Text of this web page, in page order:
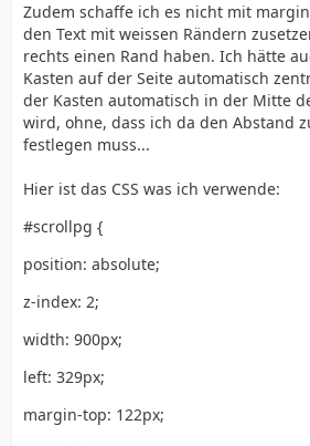
Zudem schaffe ich es nicht mit
den Text mit weissen Rändern
rechts einen Rand haben. Ich hätte
Kasten auf der Seite automatisch
der Kasten automatisch in der Mitte
wird, ohne, dass ich da den Abstand
festlegen muss...
Hier ist das CSS was ich verwende:
#scrollpg {
position: absolute;
z-index: 2;
width: 900px;
left: 329px;
margin-top: 122px;